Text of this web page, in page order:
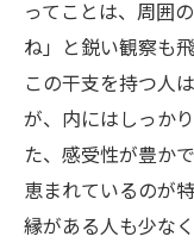
ってことは、周囲
ね」と鋭い観察も飛
この干支を持つ人
が、内にはしっか
た、感受性が豊か
恵まれているのが
縁がある人も少な